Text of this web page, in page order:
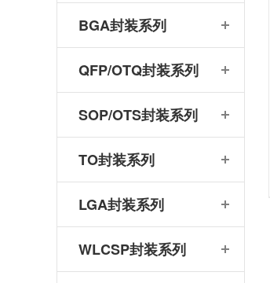
BGA封装系列
QFP/OTQ封装系列
SOP/OTS封装系列
TO封装系列
LGA封装系列
WLCSP封装系列